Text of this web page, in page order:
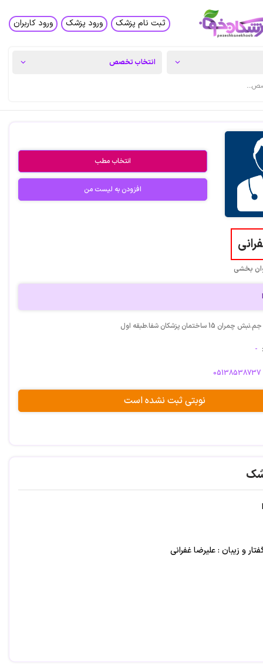
ثبت نام پزشک ورود پزشک ورود کاربران
انتخاب مطب
افزودن به لیست من
بخشی
ساختمان پزشکان شفا.طبقه اول
-
05138538737
نوبتی ثبت نشده است
و زیبان : علیرضا غفرانی